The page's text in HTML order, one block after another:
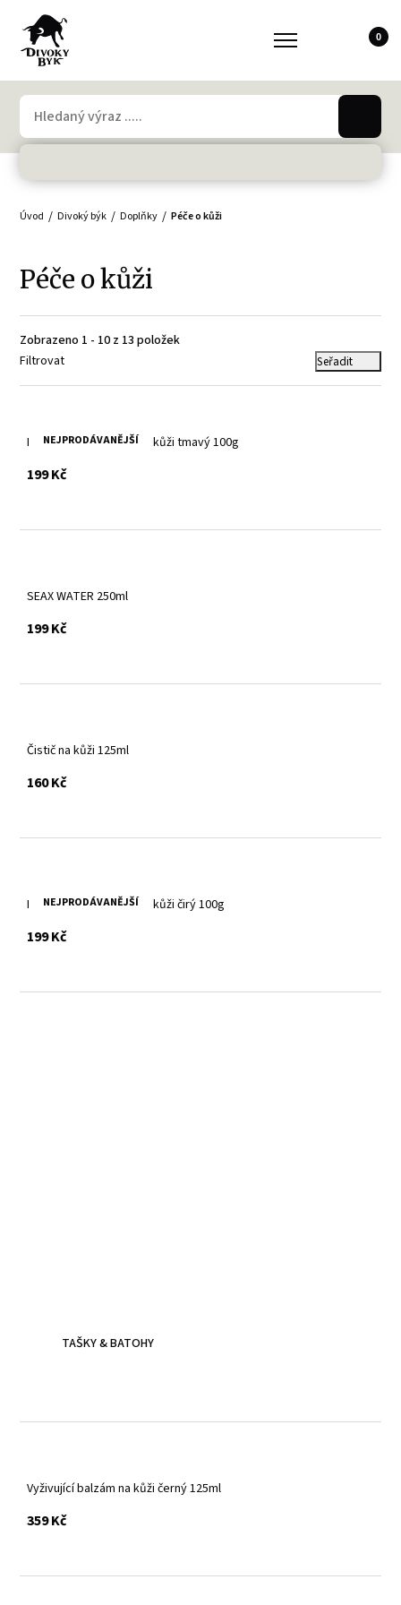
0
Úvod Divoký býk Doplňky Péče o kůži
Péče o kůži
Zobrazeno 1 - 10 z 13 položek
Filtrovat
Seřadit
NEJPRODÁVANĚJŠÍ
Regenerační balzám na kůži tmavý 100g
199 Kčs DPH
SEAX WATER 250ml
199 Kčs DPH
Čistič na kůži 125ml
160 Kčs DPH
NEJPRODÁVANĚJŠÍ
Regenerační balzám na kůži čirý 100g
199 Kčs DPH
TAŠKY & BATOHY
Vyživující balzám na kůži černý 125ml
359 Kčs DPH